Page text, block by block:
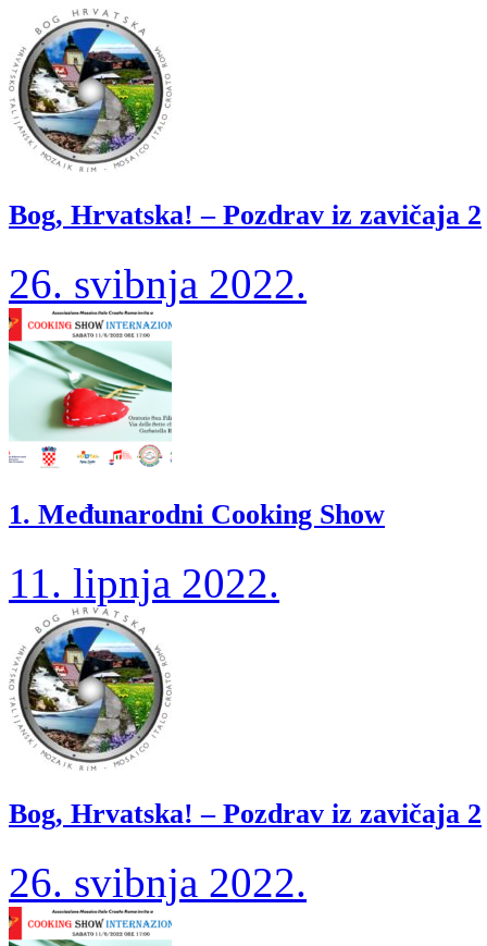
Bog, Hrvatska! – Pozdrav iz zavičaja 2
26. svibnja 2022.
1. Međunarodni Cooking Show
11. lipnja 2022.
Bog, Hrvatska! – Pozdrav iz zavičaja 2
26. svibnja 2022.